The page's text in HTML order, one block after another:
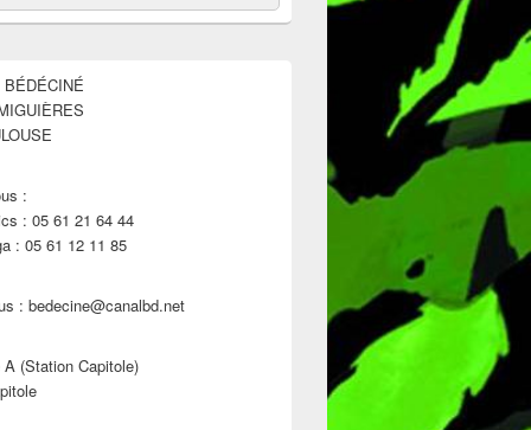
:
: 05 61 21 64 44
: 05 61 12 11 85
: bedecine@canalbd.net
A (Station Capitole)